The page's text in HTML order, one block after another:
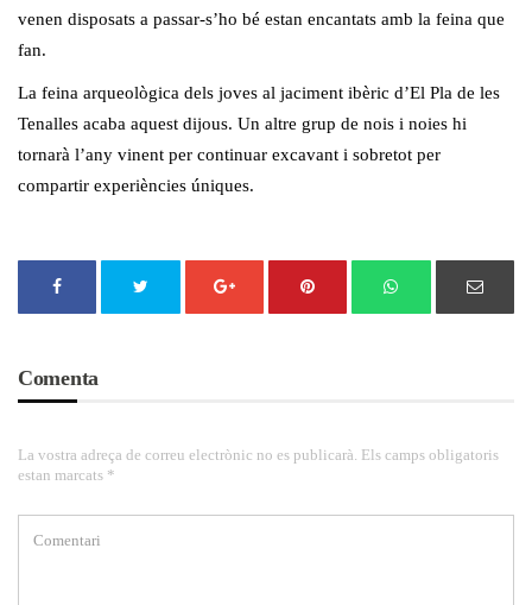
venen disposats a passar-s’ho bé estan encantats amb la feina que
fan.
La feina arqueològica dels joves al jaciment ibèric d’El Pla de les
Tenalles acaba aquest dijous. Un altre grup de nois i noies hi
tornarà l’any vinent per continuar excavant i sobretot per
compartir experiències úniques.
Comenta
La vostra adreça de correu electrònic no es publicarà. Els camps obligatoris
estan marcats *